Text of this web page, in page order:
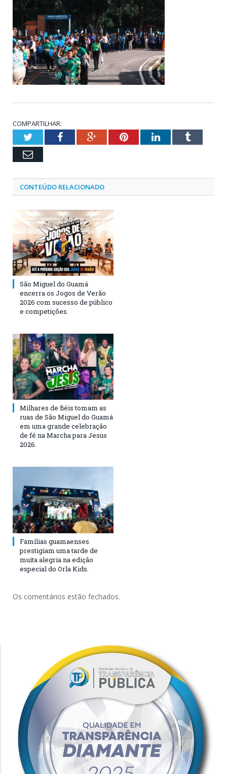
COMPARTILHAR:
TwitterFacebookGoogle+PinterestLinkedInTumblr
Email
CONTEÚDO RELACIONADO
São Miguel do Guamá
encerra os Jogos de Verão
2026 com sucesso de público
e competições.
Milhares de fiéis tomam as
ruas de São Miguel do Guamá
em uma grande celebração
de fé na Marcha para Jesus
2026.
Famílias guamaenses
prestigiam uma tarde de
muita alegria na edição
especial do Orla Kids.
Os comentários estão fechados.